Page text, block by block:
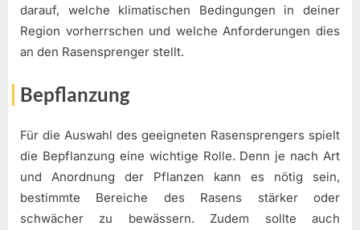
darauf, welche klimatischen Bedingungen in deiner
Region vorherrschen und welche Anforderungen dies
an den Rasensprenger stellt.
Bepflanzung
Für die Auswahl des geeigneten Rasensprengers spielt
die Bepflanzung eine wichtige Rolle. Denn je nach Art
und Anordnung der Pflanzen kann es nötig sein,
bestimmte Bereiche des Rasens stärker oder
schwächer zu bewässern. Zudem sollte auch